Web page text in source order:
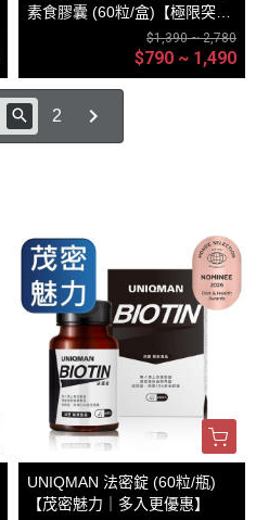
素食膠囊 (60粒/盒)【極限突破
$1,390 ~ 2,780
$790 ~ 1,490
2
UNIQMAN 法密錠 (60粒/瓶)
【茂密魅力｜多入更優惠】